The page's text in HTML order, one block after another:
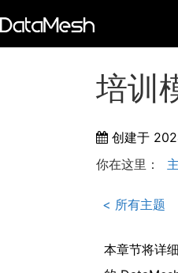
培训
创建于
你在这里：
< 所有主题
本章节将详